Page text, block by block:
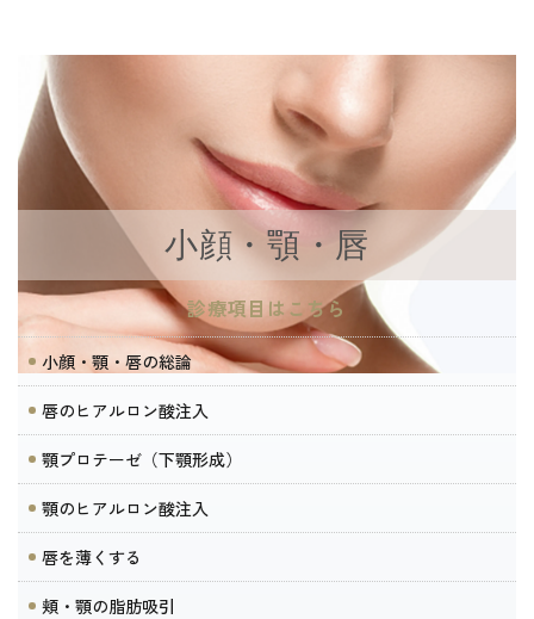
小顔・顎・唇
診療項目はこちら
小顔・顎・唇の総論
唇のヒアルロン酸注入
顎プロテーゼ（下顎形成）
顎のヒアルロン酸注入
唇を薄くする
頬・顎の脂肪吸引